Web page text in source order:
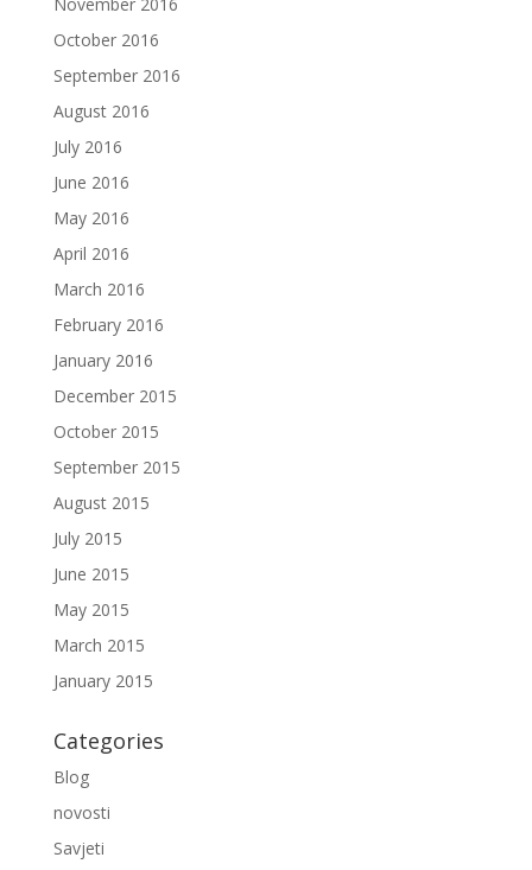
November 2016
October 2016
September 2016
August 2016
July 2016
June 2016
May 2016
April 2016
March 2016
February 2016
January 2016
December 2015
October 2015
September 2015
August 2015
July 2015
June 2015
May 2015
March 2015
January 2015
Categories
Blog
novosti
Savjeti